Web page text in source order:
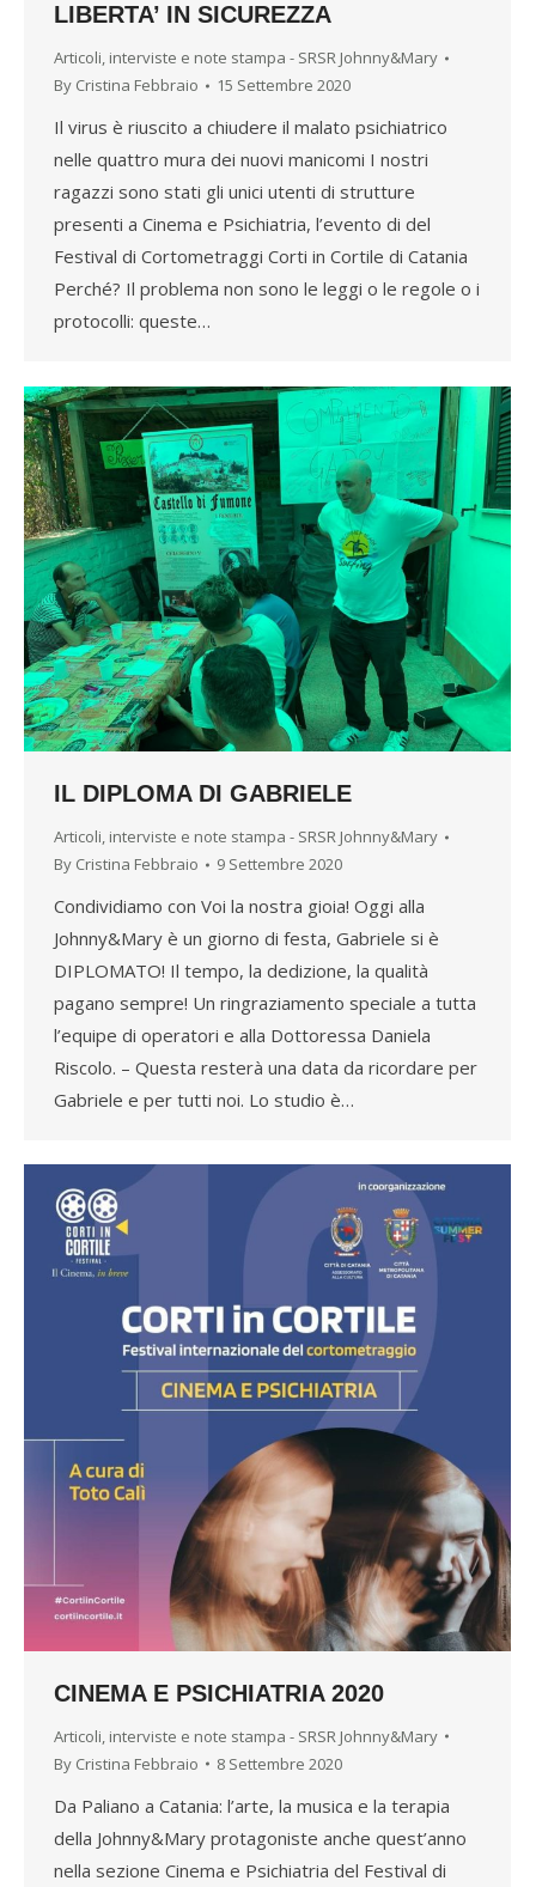
LIBERTA’ IN SICUREZZA
Articoli, interviste e note stampa - SRSR Johnny&Mary
By Cristina Febbraio 15 Settembre 2020
Il virus è riuscito a chiudere il malato psichiatrico
nelle quattro mura dei nuovi manicomi I nostri
ragazzi sono stati gli unici utenti di strutture
presenti a Cinema e Psichiatria, l’evento di del
Festival di Cortometraggi Corti in Cortile di Catania
Perché? Il problema non sono le leggi o le regole o i
protocolli: queste…
IL DIPLOMA DI GABRIELE
Articoli, interviste e note stampa - SRSR Johnny&Mary
By Cristina Febbraio 9 Settembre 2020
Condividiamo con Voi la nostra gioia! Oggi alla
Johnny&Mary è un giorno di festa, Gabriele si è
DIPLOMATO! Il tempo, la dedizione, la qualità
pagano sempre! Un ringraziamento speciale a tutta
l’equipe di operatori e alla Dottoressa Daniela
Riscolo. – Questa resterà una data da ricordare per
Gabriele e per tutti noi. Lo studio è…
CINEMA E PSICHIATRIA 2020
Articoli, interviste e note stampa - SRSR Johnny&Mary
By Cristina Febbraio 8 Settembre 2020
Da Paliano a Catania: l’arte, la musica e la terapia
della Johnny&Mary protagoniste anche quest’anno
nella sezione Cinema e Psichiatria del Festival di